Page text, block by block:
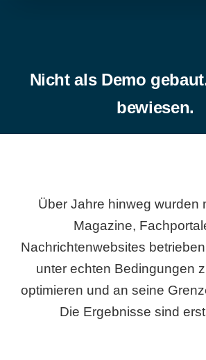
Nicht als Demo
bewiesen.
Über Jahre hinweg wurden
Magazine,
Nachrichtenwebsites
unter echten Bedingungen
optimieren und an seine
Die Ergebnisse sind